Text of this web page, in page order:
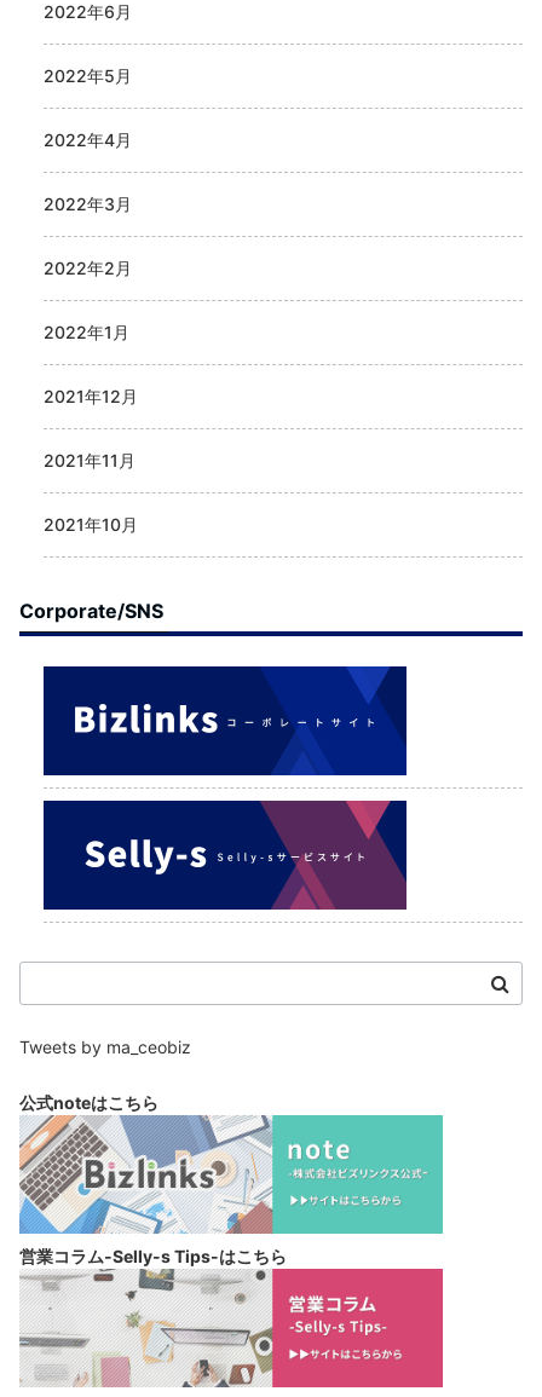
2022年6月
2022年5月
2022年4月
2022年3月
2022年2月
2022年1月
2021年12月
2021年11月
2021年10月
Corporate/SNS
Tweets by ma_ceobiz
公式noteはこちら
営業コラム-Selly-s Tips-はこちら